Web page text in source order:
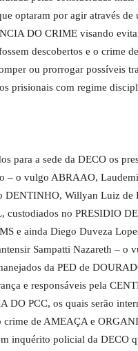
optaram por agir através
DO CRIME visando
descobertos e o crime
ou prorrogar possíveis
prisionais com regime
para a sede da DECO os
– o vulgo ABRAAO,
DENTINHO, Willyan Luiz de
custodiados no PRESIDIO
e ainda Diego Duveza
Sampatti Nazareth – o
da PED de
e responsáveis pela
DO PCC, os quais serão
crime de AMEAÇA e
inquérito policial da DECO